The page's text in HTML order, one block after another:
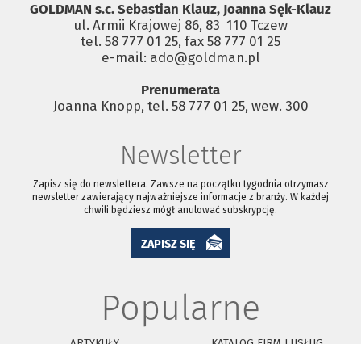
GOLDMAN s.c. Sebastian Klauz, Joanna Sęk-Klauz
ul. Armii Krajowej 86, 83 ­ 110 Tczew
tel. 58 777 01 25, fax 58 777 01 25
e-mail: ado@goldman.pl
Prenumerata
Joanna Knopp, tel. 58 777 01 25, wew. 300
Newsletter
Zapisz się do newslettera. Zawsze na początku tygodnia otrzymasz
newsletter zawierający najważniejsze informacje z branży. W każdej
chwili będziesz mógł anulować subskrypcję.
ZAPISZ SIĘ
Popularne